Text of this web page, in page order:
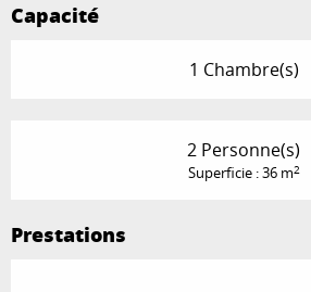
Capacité
1 Chambre(s)
2 Personne(s)
Superficie : 36 m2
Prestations